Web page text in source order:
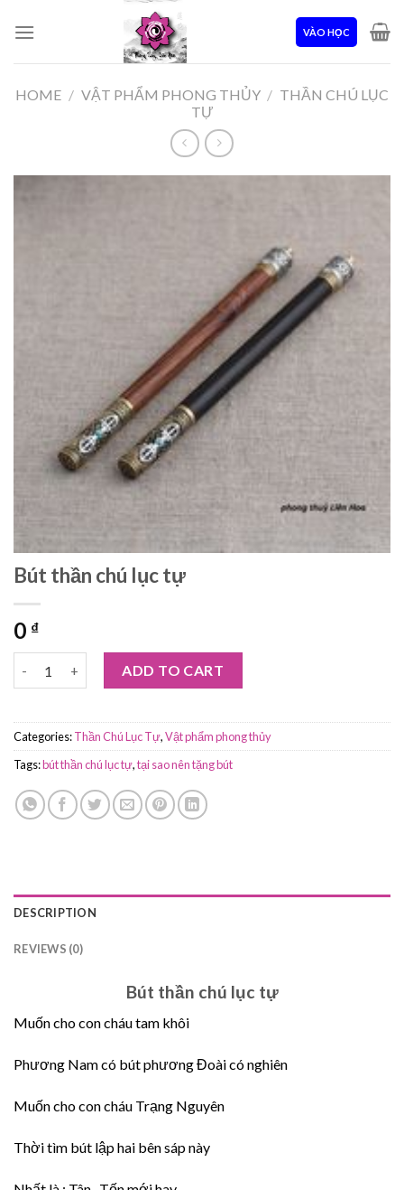
VÀO HỌC
HOME / VẬT PHẨM PHONG THỦY / THẦN CHÚ LỤC
TỰ
Bút thần chú lục tự
0 ₫
ADD TO CART
Categories:Thần Chú Lục Tự,Vật phẩm phong thủy
Tags:bút thần chú lục tự,tại sao nên tặng bút
DESCRIPTION
REVIEWS (0)
Bút thần chú lục tự
Muốn cho con cháu tam khôi
Phương Nam có bút phương Đoài có nghiên
Muốn cho con cháu Trạng Nguyên
Thời tìm bút lập hai bên sáp này